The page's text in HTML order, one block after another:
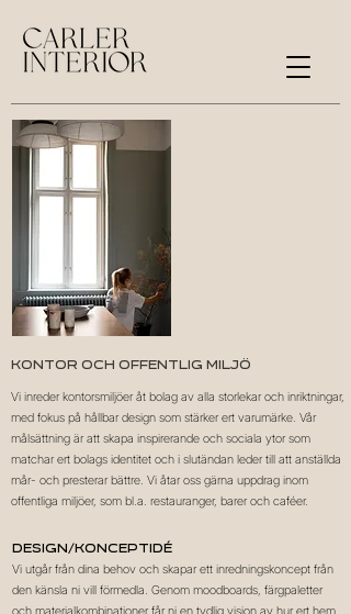
Kontor och offentlig miljö
Vi inreder kontorsmiljöer åt bolag av alla storlekar och inriktningar,
med fokus på hållbar design som stärker ert varumärke. Vår
målsättning är att skapa inspirerande och sociala ytor som
matchar ert bolags identitet och i slutändan leder till att anställda
mår- och presterar bättre. Vi åtar oss gärna uppdrag inom
offentliga miljöer, som bl.a. restauranger, barer och caféer.
Design/Konceptidé
Vi utgår från dina behov och skapar ett inredningskoncept från
den känsla ni vill förmedla. Genom moodboards, färgpaletter
och materialkombinationer får ni en tydlig vision av hur ert hem